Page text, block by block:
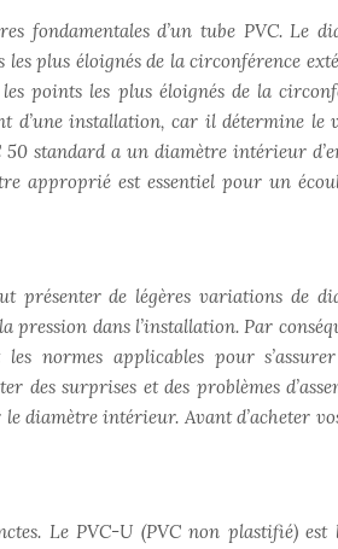
fondamentales d’un tube PVC. Le
plus éloignés de la circonférence
points les plus éloignés de la
d’une installation, car il détermine le
50 standard a un diamètre intérieur
approprié est essentiel pour un
présenter de légères variations de
dans l’installation. Par
normes applicables pour
surprises et des problèmes
diamètre intérieur. Avant d’acheter
Le PVC-U (PVC non plastifié) est